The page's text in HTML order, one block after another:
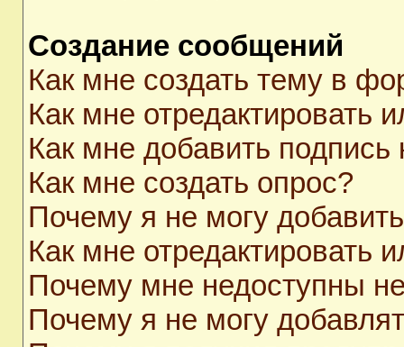
Создание сообщений
Как мне создать тему в
Как мне отредактировать
Как мне добавить
Как мне создать опрос?
Почему я не могу
Как мне отредактировать
Почему мне недоступны
Почему я не могу